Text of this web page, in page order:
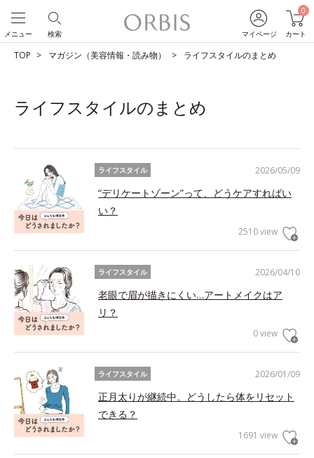
マイページ
0
カート
検索
メニュー
TOP マガジン（美容情報・読み物） ライフスタイルのまとめ
ライフスタイルのまとめ
2026/05/09
ライフスタイル
“デリケートゾーン”って、どうケアすればい
い？
2510 view
2026/04/10
ライフスタイル
老眼で眉が描きにくい…アートメイクはア
リ？
0 view
2026/01/09
ライフスタイル
正月太りが継続中。どうしたら体をリセット
できる？
1691 view